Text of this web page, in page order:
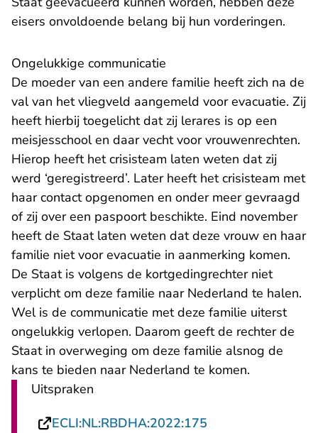
eisers onvoldoende belang bij hun vorderingen.
Ongelukkige communicatie
De moeder van een andere familie heeft zich na de
val van het vliegveld aangemeld voor evacuatie. Zij
heeft hierbij toegelicht dat zij lerares is op een
meisjesschool en daar vecht voor vrouwenrechten.
Hierop heeft het crisisteam laten weten dat zij
werd ‘geregistreerd’. Later heeft het crisisteam met
haar contact opgenomen en onder meer gevraagd
of zij over een paspoort beschikte. Eind november
heeft de Staat laten weten dat deze vrouw en haar
familie niet voor evacuatie in aanmerking komen.
De Staat is volgens de kortgedingrechter niet
verplicht om deze familie naar Nederland te halen.
Wel is de communicatie met deze familie uiterst
ongelukkig verlopen. Daarom geeft de rechter de
Staat in overweging om deze familie alsnog de
kans te bieden naar Nederland te komen.
Uitspraken
ECLI:NL:RBDHA:2022:175